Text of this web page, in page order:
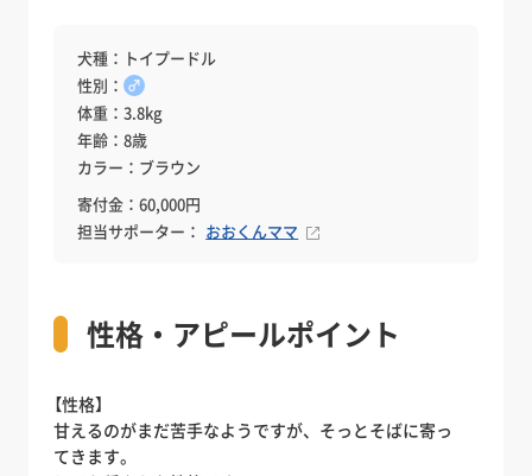
犬種：トイプードル
性別： ♂
体重：3.8kg
年齢：8歳
カラー：ブラウン
寄付金：60,000円
担当サポーター： おおくんママ
性格・アピールポイント
【性格】
甘えるのがまだ苦手なようですが、そっとそばに寄っ
てきます。